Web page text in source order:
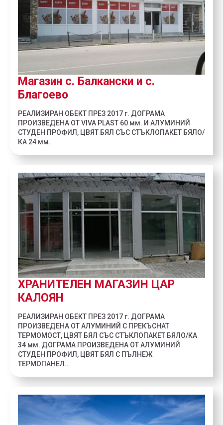
Магазин с. Балкански и с.
Благоево
РЕАЛИЗИРАН ОБЕКТ ПРЕЗ 2017 г. ДОГРАМА
ПРОИЗВЕДЕНА ОТ VIVA PLAST 60 мм. И АЛУМИНИЙ
СТУДЕН ПРОФИЛ, ЦВЯТ БЯЛ СЪС СТЪКЛОПАКЕТ БЯЛО/
КА 24 мм.
ХРАНИТЕЛЕН МАГАЗИН ЦАР
КАЛОЯН
РЕАЛИЗИРАН ОБЕКТ ПРЕЗ 2017 г. ДОГРАМА
ПРОИЗВЕДЕНА ОТ АЛУМИНИЙ С ПРЕКЪСНАТ
ТЕРМОМОСТ, ЦВЯТ БЯЛ СЪС СТЪКЛОПАКЕТ БЯЛО/КА
34 мм. ДОГРАМА ПРОИЗВЕДЕНА ОТ АЛУМИНИЙ
СТУДЕН ПРОФИЛ, ЦВЯТ БЯЛ С ПЪЛНЕЖ
ТЕРМОПАНЕЛ…